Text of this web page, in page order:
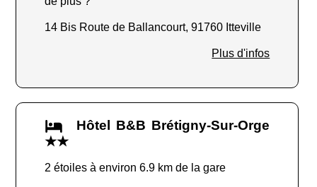
14 Bis Route de Ballancourt, 91760 Itteville
Plus d'infos
Hôtel B&B Brétigny-Sur-Orge
★★
2 étoiles à environ 6.9 km de la gare